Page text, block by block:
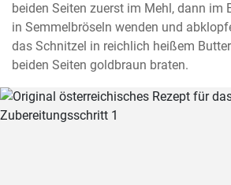
beiden Seiten zuerst im Mehl, dann im
in Semmelbröseln wenden und
das Schnitzel in reichlich heißem
beiden Seiten goldbraun braten.